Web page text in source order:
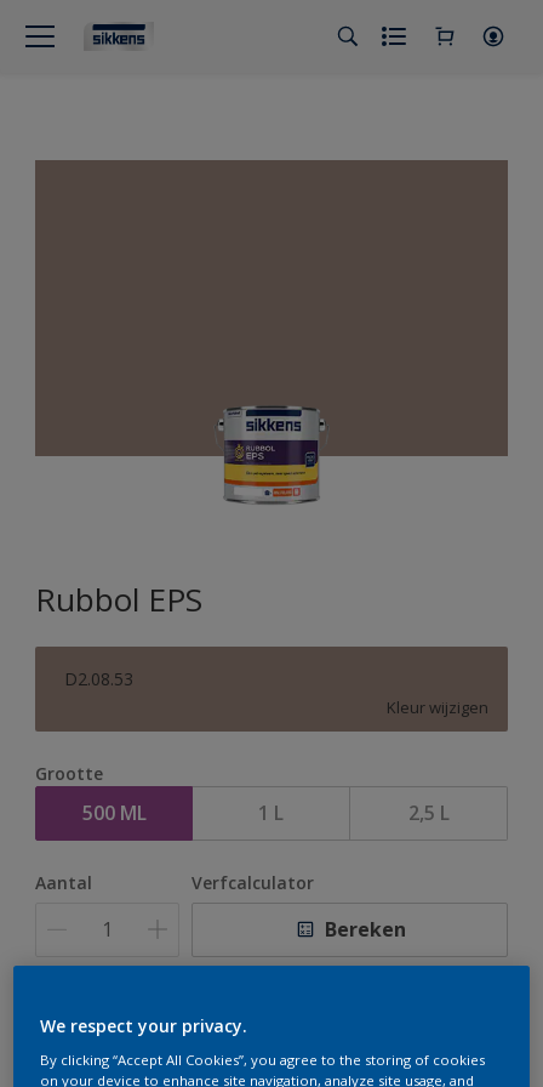
Rubbol EPS
D2.08.53
Kleur wijzigen
Grootte
500 ML 1 L 2,5 L
Aantal Verfcalculator
Bereken
Op dit moment is het niet mogelijk dit product online
te bestellen. Houd de website in de gaten, we werken
er hard aan om de voorraad aan te vullen.
We respect your privacy.
By clicking “Accept All Cookies”, you agree to the storing of cookies
on your device to enhance site navigation, analyze site usage, and